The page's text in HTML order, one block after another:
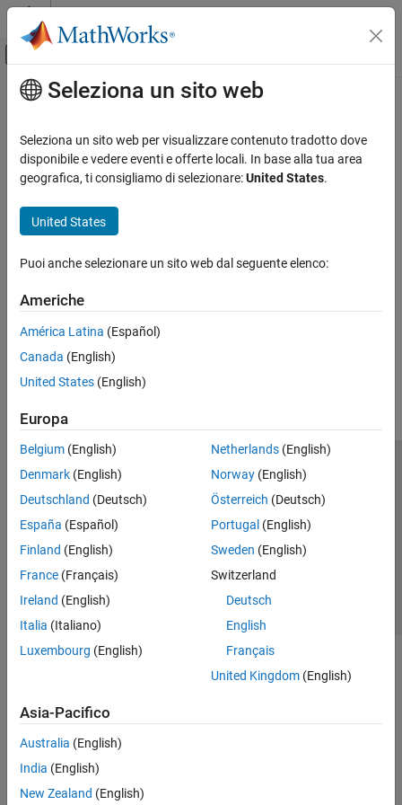
Vai al contenuto
Attiva/disattiva menu di navigazione
Pagina iniziale della documentazione
Contenuto principale
Seleziona un sito web
Seleziona un sito web per visualizzare contenuto tradotto dove
disponibile e vedere eventi e offerte locali. In base alla tua area
geografica, ti consigliamo di selezionare:United States.
United States
Puoi anche selezionare un sito web dal seguente elenco:
Americhe
América Latina (Español)
Canada (English)
United States (English)
Europa
Belgium (English)
Denmark (English)
Deutschland (Deutsch)
España (Español)
Finland (English)
France (Français)
Ireland (English)
Italia (Italiano)
Luxembourg (English)
Netherlands(English)
Norway(English)
Österreich (Deutsch)
Portugal (English)
Sweden (English)
Switzerland
Deutsch
English
Français
United Kingdom(English)
Asia-Pacifico
Australia (English)
India (English)
New Zealand (English)
Centro di fiducia
Informativa sulla privacy
Antipirateria
Stato dell'applicazione
Contatti
© 1994-2026 The MathWorks, Inc.